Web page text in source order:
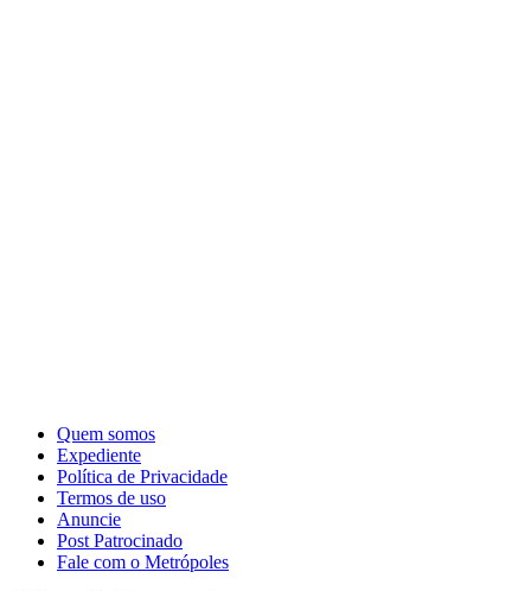
Quem somos
Expediente
Política de Privacidade
Termos de uso
Anuncie
Post Patrocinado
Fale com o Metrópoles